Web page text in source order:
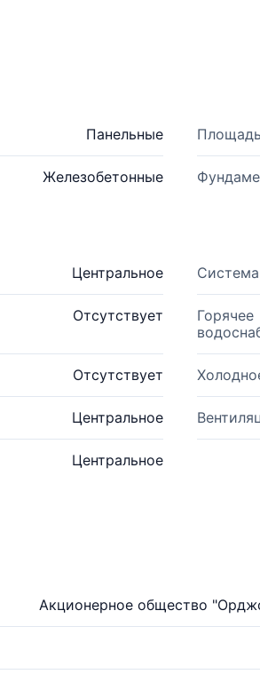
Панельные
Железобетонные
Центральное
Отсутствует
Горячее
Отсутствует
Центральное
Центральное
Акционерное общество